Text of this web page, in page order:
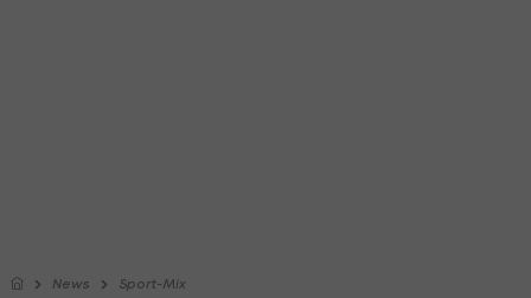
News Sport-Mix